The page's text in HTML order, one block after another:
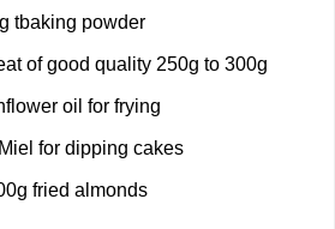
tbaking powder
of good quality 250g to 300g
oil for frying
for dipping cakes
fried almonds